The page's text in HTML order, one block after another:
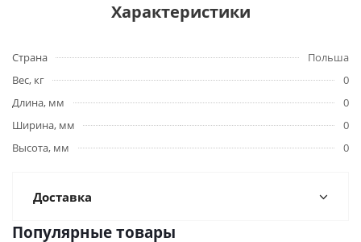
Характеристики
Страна
Польша
Вес, кг
0
Длина, мм
0
Ширина, мм
0
Высота, мм
0
Доставка
Популярные товары